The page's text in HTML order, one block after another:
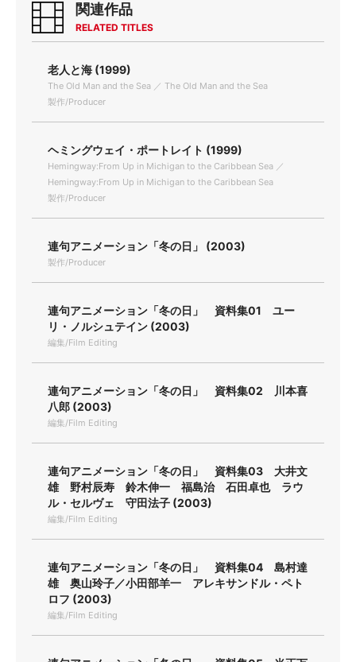
関連作品
RELATED TITLES
老人と海 (1999)
The Old Man and the Sea ／ The Old Man and the Sea
製作/Producer
ヘミングウェイ・ポートレイト (1999)
Hemingway:From Up in Michigan to the Caribbean Sea ／
Hemingway:From Up in Michigan to the Caribbean Sea
製作/Producer
連句アニメーション「冬の日」 (2003)
製作/Producer
連句アニメーション「冬の日」 資料集01 ユー
リ・ノルシュテイン (2003)
編集/Film Editing
連句アニメーション「冬の日」 資料集02 川本喜
八郎 (2003)
編集/Film Editing
連句アニメーション「冬の日」 資料集03 大井文
雄 野村辰寿 鈴木伸一 福島治 石田卓也 ラウ
ル・セルヴェ 守田法子 (2003)
編集/Film Editing
連句アニメーション「冬の日」 資料集04 島村達
雄 奥山玲子／小田部羊一 アレキサンドル・ペト
ロフ (2003)
編集/Film Editing